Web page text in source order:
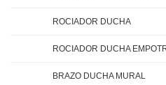
ROCIADOR DUCHA
ROCIADOR DUCHA
BRAZO DUCHA MURAL